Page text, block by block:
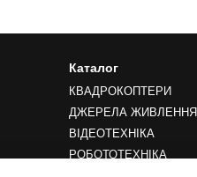
Каталог
КВАДРОКОПТЕРИ
ДЖЕРЕЛА ЖИВЛЕННЯ
ВІДЕОТЕХНІКА
РОБОТОТЕХНІКА